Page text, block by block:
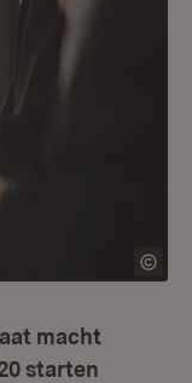
macht
starten